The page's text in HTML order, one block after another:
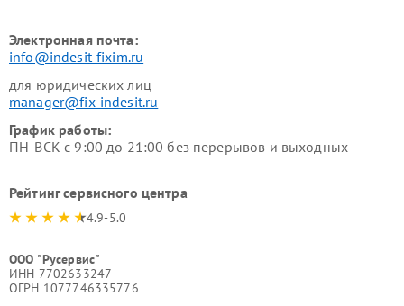
Электронная почта:
info@indesit-fixim.ru
для юридических лиц
manager@fix-indesit.ru
График работы:
ПН-ВСК с 9:00 до 21:00 без перерывов и выходных
Рейтинг сервисного центра
4.9-5.0
ООО "Русервис"
ИНН 7702633247
ОГРН 1077746335776